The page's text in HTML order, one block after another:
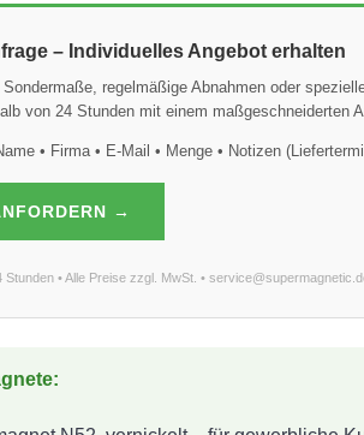
– Individuelles Angebot erhalten
regelmäßige Abnahmen oder
von 24 Stunden mit einem maßgeschneiderten
• Firma • E-Mail • Menge • Notizen
→
• Alle Preise zzgl. MwSt. •